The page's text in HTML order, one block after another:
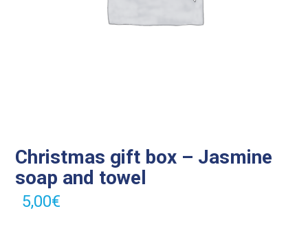
Christmas gift box – Jasmine
soap and towel
5,00€